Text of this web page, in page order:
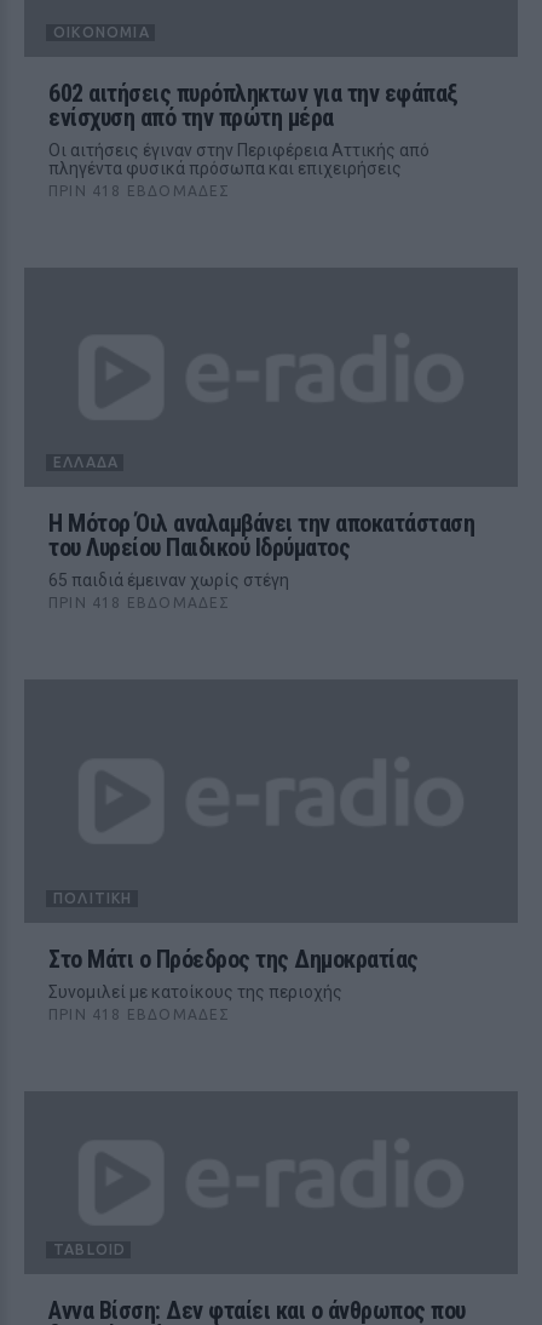
ΟΙΚΟΝΟΜΊΑ
602 αιτήσεις πυρόπληκτων για την εφάπαξ
ενίσχυση από την πρώτη μέρα
Οι αιτήσεις έγιναν στην Περιφέρεια Αττικής από
πληγέντα φυσικά πρόσωπα και επιχειρήσεις
ΠΡΙΝ 418 ΕΒΔΟΜΆΔΕΣ
ΕΛΛΆΔΑ
Η Μότορ Όιλ αναλαμβάνει την αποκατάσταση
του Λυρείου Παιδικού Ιδρύματος
65 παιδιά έμειναν χωρίς στέγη
ΠΡΙΝ 418 ΕΒΔΟΜΆΔΕΣ
ΠΟΛΙΤΙΚΉ
Στο Μάτι ο Πρόεδρος της Δημοκρατίας
Συνομιλεί με κατοίκους της περιοχής
ΠΡΙΝ 418 ΕΒΔΟΜΆΔΕΣ
TABLOID
Αννα Βίσση: Δεν φταίει και ο άνθρωπος που